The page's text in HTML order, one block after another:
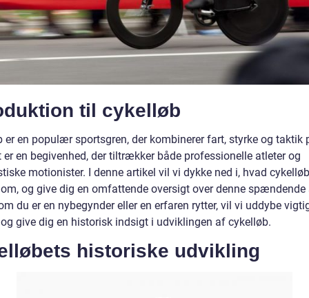
til cykelløb
er en populær sportsgren, der kombinerer fart, styrke og taktik
er en begivenhed, der tiltrækker både professionelle atleter og
motionister. I denne artikel vil vi dykke ned i, hvad cykelløb
og give dig en omfattende oversigt over denne spændende
du er en nybegynder eller en erfaren rytter, vil vi uddybe
give dig en historisk indsigt i udviklingen af cykelløb.
historiske udvikling